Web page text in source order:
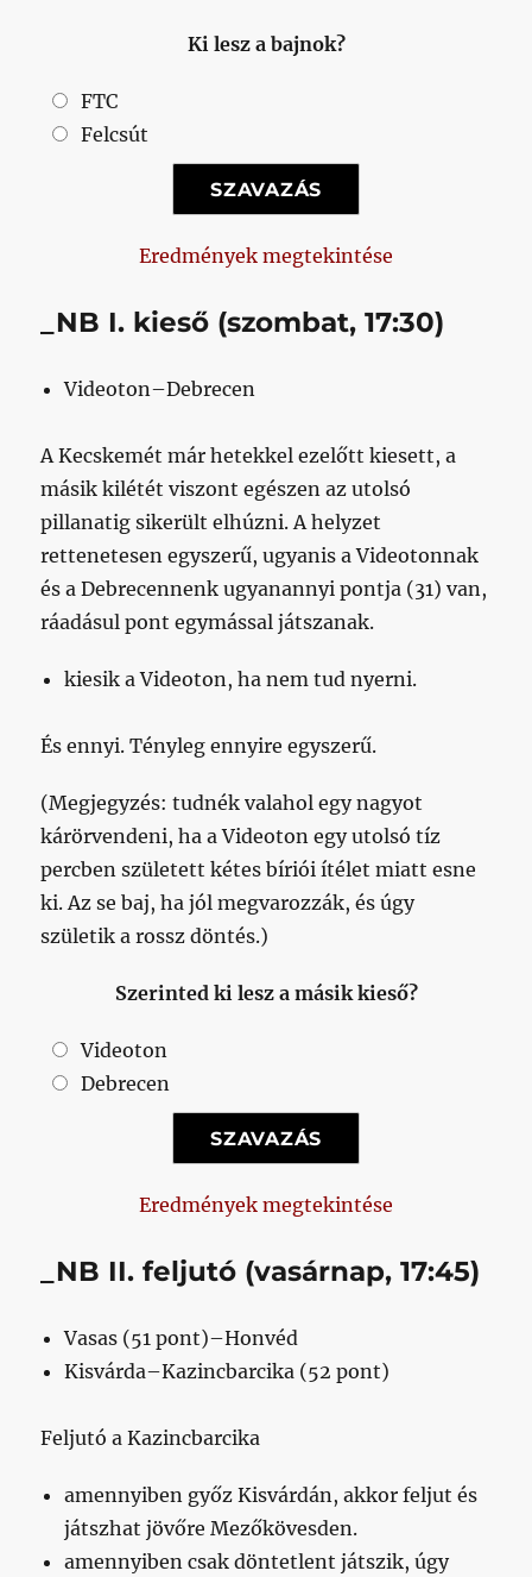
Ki lesz a bajnok?
FTC
Felcsút
Eredmények megtekintése
_NB I. kieső (szombat, 17:30)
Videoton–Debrecen
A Kecskemét már hetekkel ezelőtt kiesett, a
másik kilétét viszont egészen az utolsó
pillanatig sikerült elhúzni. A helyzet
rettenetesen egyszerű, ugyanis a Videotonnak
és a Debrecennenk ugyanannyi pontja (31) van,
ráadásul pont egymással játszanak.
kiesik a Videoton, ha nem tud nyerni.
És ennyi. Tényleg ennyire egyszerű.
(Megjegyzés: tudnék valahol egy nagyot
kárörvendeni, ha a Videoton egy utolsó tíz
percben született kétes bíriói ítélet miatt esne
ki. Az se baj, ha jól megvarozzák, és úgy
születik a rossz döntés.)
Szerinted ki lesz a másik kieső?
Videoton
Debrecen
Eredmények megtekintése
_NB II. feljutó (vasárnap, 17:45)
Vasas (51 pont)–Honvéd
Kisvárda–Kazincbarcika (52 pont)
Feljutó a Kazincbarcika
amennyiben győz Kisvárdán, akkor feljut és
játszhat jövőre Mezőkövesden.
amennyiben csak döntetlent játszik, úgy